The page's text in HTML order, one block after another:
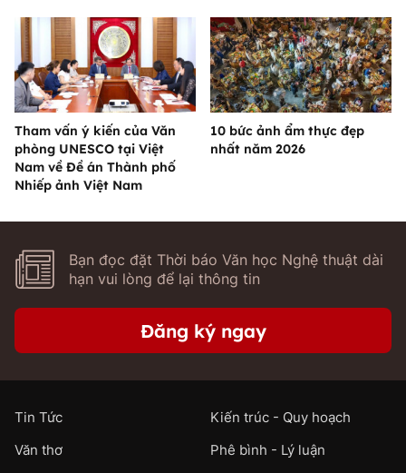
Tham vấn ý kiến của Văn
phòng UNESCO tại Việt
Nam về Đề án Thành phố
Nhiếp ảnh Việt Nam
10 bức ảnh ẩm thực đẹp
nhất năm 2026
Bạn đọc đặt Thời báo Văn học Nghệ thuật dài
hạn vui lòng để lại thông tin
Đăng ký ngay
Tin Tức
Kiến trúc - Quy hoạch
Văn thơ
Phê bình - Lý luận